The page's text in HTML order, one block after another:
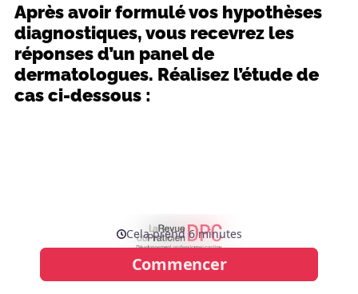
Après avoir formulé vos hypothèses
diagnostiques, vous recevrez les
réponses d’un panel de
dermatologues. Réalisez l’étude de
cas ci-dessous :